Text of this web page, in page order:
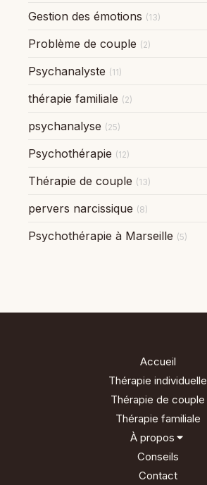
Gestion des émotions (13)
Problème de couple (2)
Psychanalyste (11)
thérapie familiale (2)
psychanalyse (25)
Psychothérapie (12)
Thérapie de couple (13)
pervers narcissique (8)
Psychothérapie à Marseille (5)
Accueil
Thérapie individuelle
Thérapie de couple
Thérapie familiale
À propos
Conseils
Contact